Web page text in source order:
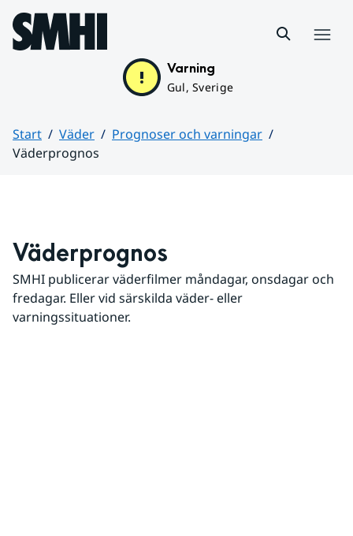
Hoppa till sidans innehåll
Varning
Gul, Sverige
Start Väder
Prognoser och varningar
Väderprognos
Väderprognos
SMHI publicerar väderfilmer måndagar, onsdagar och
fredagar. Eller vid särskilda väder- eller
varningssituationer.